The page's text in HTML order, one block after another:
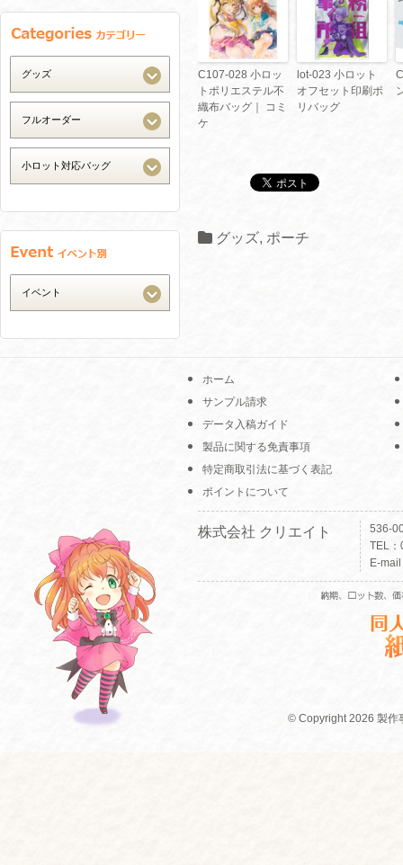
C107-028 小ロッ
トポリエステル不
織布バッグ｜ コミ
ケ
lot-023 小ロット
オフセット印刷ポ
リバッグ
グッズ, ポーチ
ホーム
サンプル請求
データ入稿ガイド
製品に関する免責事項
特定商取引法に基づく表記
ポイントについて
株式会社 クリエイト
536-
TEL
E-
© Copyright 2026 製作